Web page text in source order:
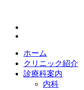
ホーム
クリニック紹介
診療科案内
内科